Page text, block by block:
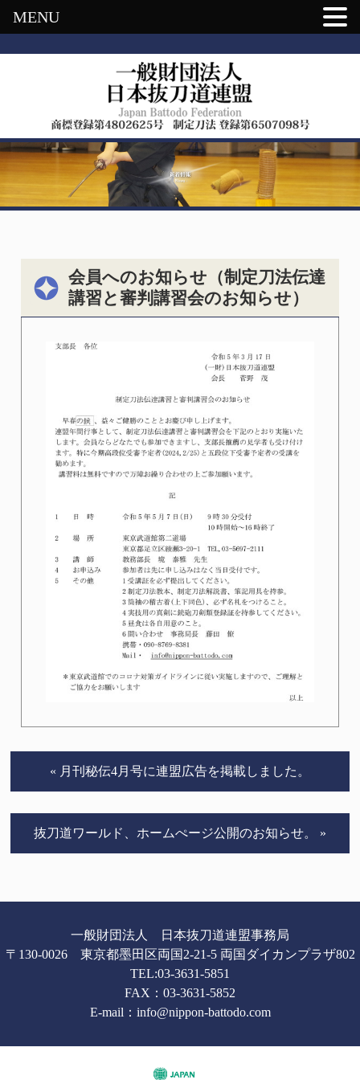
会員へのお知らせ（制定刀法伝達
講習と審判講習会のお知らせ）
« 月刊秘伝4月号に連盟広告を掲載しました。
抜刀道ワールド、ホームぺージ公開のお知らせ。 »
一般財団法人 日本抜刀道連盟事務局
〒130-0026 東京都墨田区両国2-21-5 両国ダイカンプラザ802
TEL:03-3631-5851
FAX：03-3631-5852
E-mail： info@nippon-battodo.com
MENU